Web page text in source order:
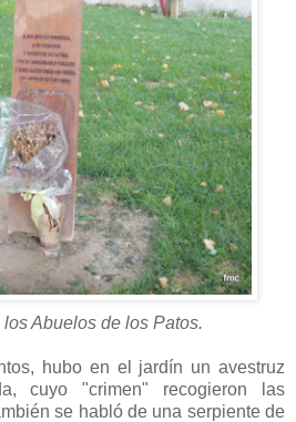
Abuelos de los Patos.
hubo en el jardín un avestruz
cuyo "crimen" recogieron las
se habló de una serpiente de